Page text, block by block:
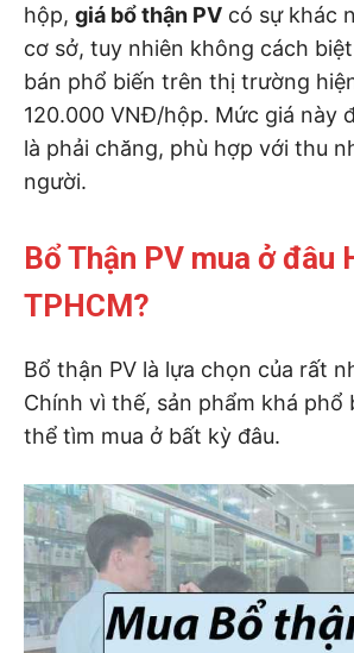
hộp, giá bổ thận PV có sự khác
cơ sở, tuy nhiên không cách
bán phổ biến trên thị trường
120.000 VNĐ/hộp. Mức giá này
là phải chăng, phù hợp với thu
người.
Bổ Thận PV mua ở đâu
TPHCM?
Bổ thận PV là lựa chọn của rất
Chính vì thế, sản phẩm khá phổ
thể tìm mua ở bất kỳ đâu.